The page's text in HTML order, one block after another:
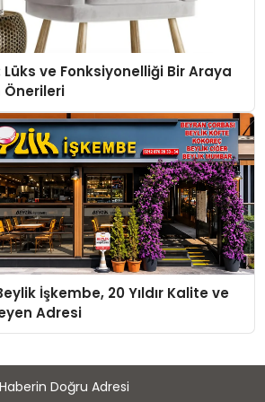
Lüks ve Fonksiyonelliği Bir Araya
Önerileri
İşkembe, 20 Yıldır Kalite ve
Adresi
Haberin Doğru Adresi